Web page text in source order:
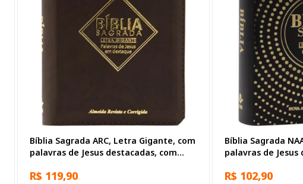
Bíblia Sagrada ARC, Letra Gigante, com
palavras de Jesus destacadas, com
Marrom
R$ 119,90
Bíblia Sagrada
palavras de Jesus
R$ 102,90